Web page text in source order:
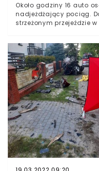
Około godziny 16 auto
nadjeżdżający pociąg.
strzeżonym przejeździe
kolejowym na drodze
Motylewa - przekazał
Komendy Miejskiej
Gorzowie.